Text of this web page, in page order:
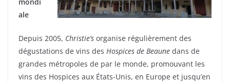
ale
Depuis 2005, Christie’s organise régulièrement des
dégustations de vins des Hospices de Beaune dans de
grandes métropoles de par le monde, promouvant les
vins des Hospices aux États-Unis, en Europe et jusqu’en